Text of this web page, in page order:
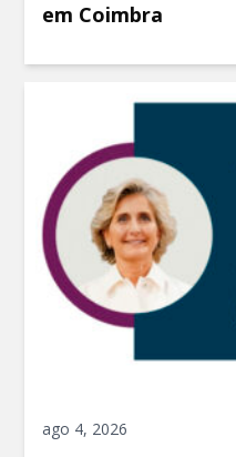
em Coimbra
ago 4, 2026